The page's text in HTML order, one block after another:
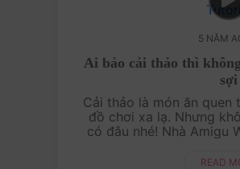
5 NĂM
Ai bảo cải thảo thì
sợi
Cải thảo là món ăn quen
đồ chơi xa lạ. Nhưng
có đâu nhé! Nhà Amigu
World
READ